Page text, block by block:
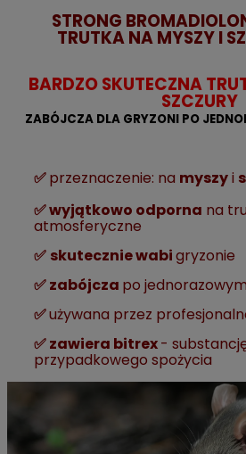
STRONG
TRUTKA NA MYSZY I
BARDZO SKUTECZNA
SZCZURY
ZABÓJCZA DLA GRYZONI PO
✅przeznaczenie: na myszyi
✅ wyjątkowo odporna na
atmosferyczne
✅ skutecznie wabigryzonie
✅zabójcza po
✅używana przez
✅ zawiera bitrex-
przypadkowego spożycia